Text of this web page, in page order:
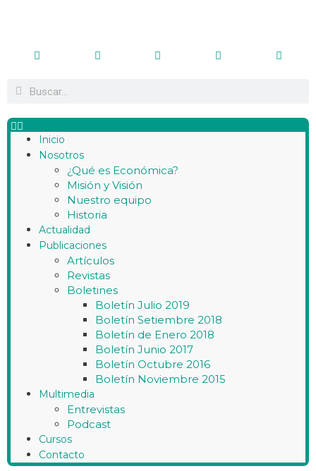
Inicio
Nosotros
¿Qué es Económica?
Misión y Visión
Nuestro equipo
Historia
Actualidad
Publicaciones
Artículos
Revistas
Boletines
Boletín Julio 2019
Boletín Setiembre 2018
Boletín de Enero 2018
Boletín Junio 2017
Boletín Octubre 2016
Boletín Noviembre 2015
Multimedia
Entrevistas
Podcast
Cursos
Contacto